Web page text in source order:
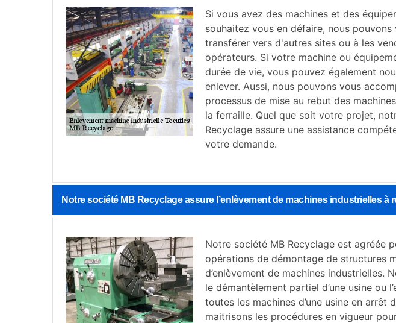
Si vous avez des machines et des
souhaitez vous en défaire, nous pouvons
transférer vers d'autres sites ou à les
opérateurs. Si votre machine ou
durée de vie, vous pouvez également
enlever. Aussi, nous pouvons vous
processus de mise au rebut des
la ferraille. Quel que soit votre projet,
Recyclage assure une assistance
votre demande.
Notre société MB Recyclage assure l’enlèvement de machines industrielles à
Notre société MB Recyclage est agréée
opérations de démontage de structures
d’enlèvement de machines industrielles.
le démantèlement partiel d’une usine ou
toutes les machines d’une usine en arrêt
maitrisons les procédures en vigueur